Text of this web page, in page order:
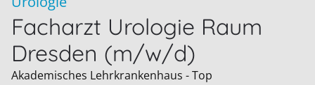
Facharzt Urologie Raum
Dresden (m/w/d)
Akademisches Lehrkrankenhaus - Top